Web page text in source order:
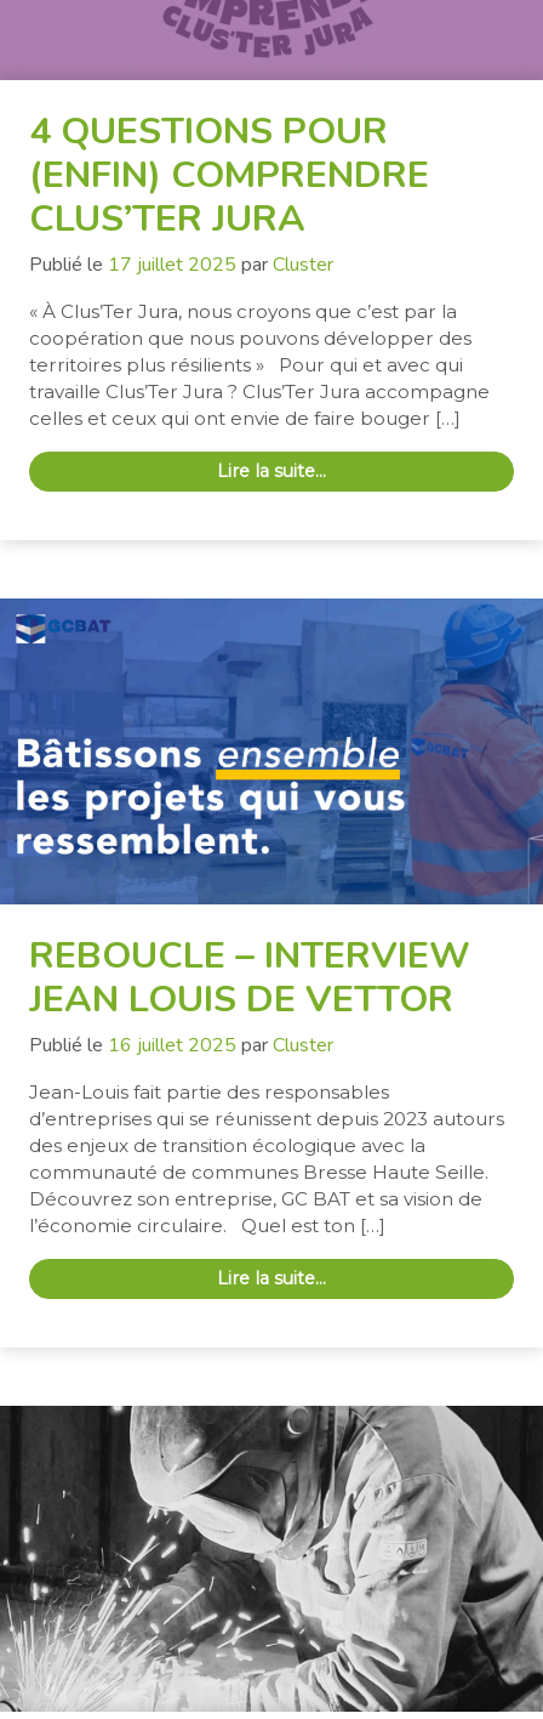
4 QUESTIONS POUR
(ENFIN) COMPRENDRE
CLUS’TER JURA
Publié le 17 juillet 2025 parCluster
« À Clus’Ter Jura, nous croyons que c’est par la
coopération que nous pouvons développer des
territoires plus résilients » Pour qui et avec qui
travaille Clus’Ter Jura ? Clus’Ter Jura accompagne
celles et ceux qui ont envie de faire bouger […]
Lire la suite…
REBOUCLE – INTERVIEW
JEAN LOUIS DE VETTOR
Publié le 16 juillet 2025 parCluster
Jean-Louis fait partie des responsables
d’entreprises qui se réunissent depuis 2023 autours
des enjeux de transition écologique avec la
communauté de communes Bresse Haute Seille.
Découvrez son entreprise, GC BAT et sa vision de
l’économie circulaire. Quel est ton […]
Lire la suite…